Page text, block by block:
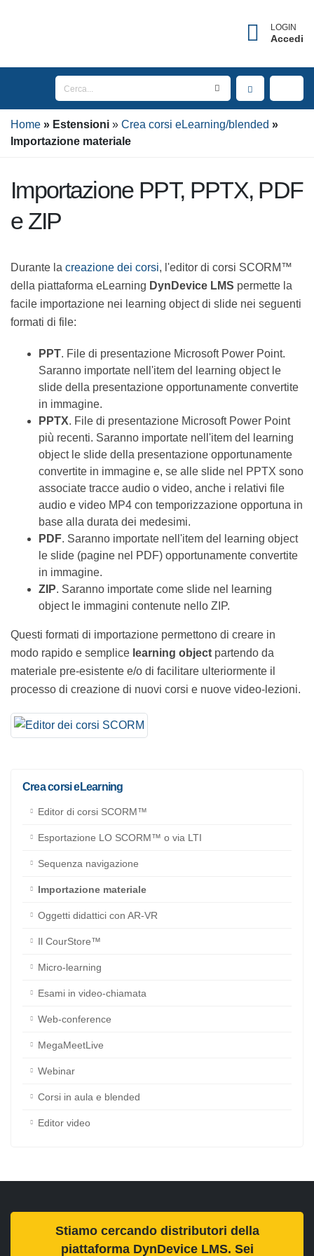
LOGIN
Accedi
Home Estensioni
Crea corsi eLearning/blended
Importazione materiale
Importazione PPT, PPTX, PDF
e ZIP
Durante lacreazione dei corsi, l'editor di corsi SCORM™
della piattaforma eLearningDynDevice LMSpermette
la facile importazione nei learning object di slide nei
seguenti formati di file:
PPT. File di presentazione Microsoft Power Point.
Saranno importate nell'item del learning object le
slide della presentazione opportunamente
convertite in immagine.
PPTX. File di presentazione Microsoft Power Point
più recenti. Saranno importate nell'item del
learning object le slide della presentazione
opportunamente convertite in immagine e, se alle
slide nel PPTX sono associate tracce audio o
video, anche i relativi file audio e video MP4 con
temporizzazione opportuna in base alla durata
dei medesimi.
PDF. Saranno importate nell'item del learning
object le slide (pagine nel PDF) opportunamente
convertite in immagine.
ZIP. Saranno importate come slide nel learning
Questi formati di importazione permettono di creare in
modo rapido e semplicelearning objectpartendo da
materiale pre-esistente e/o di facilitare ulteriormente il
lezioni.
Editor di corsi SCORM™
Esportazione LO SCORM™ o via LTI
Sequenza navigazione
Importazione materiale
Il CourStore™
Web-conference